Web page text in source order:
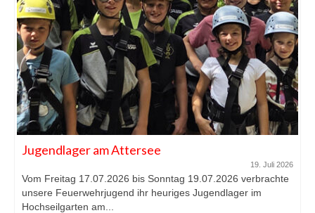
Jugendlager am Attersee
19. Juli 2026
Vom Freitag 17.07.2026 bis Sonntag 19.07.2026 verbrachte
unsere Feuerwehrjugend ihr heuriges Jugendlager im
Hochseilgarten am...